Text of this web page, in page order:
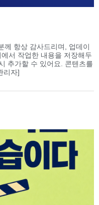
께 항상 감사드리며, 업데이
서 작업한 내용을 저장해두
추가할 수 있어요. 콘텐츠를
리자]